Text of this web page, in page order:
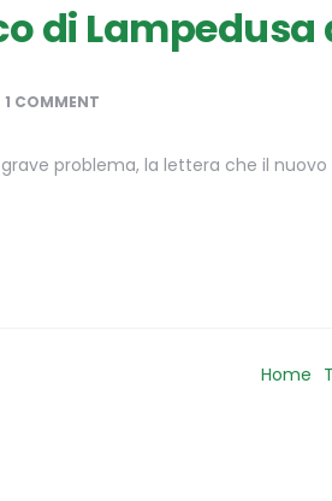
di Lampedusa
1 COMMENT
problema, la lettera che il
Home